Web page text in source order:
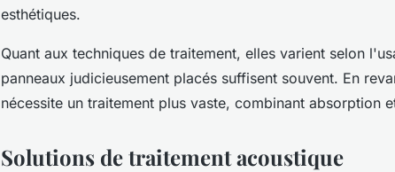
esthétiques.
Quant aux techniques de traitement, elles varient selon
panneaux judicieusement placés suffisent souvent. En
nécessite un traitement plus vaste, combinant absorption
Solutions de traitement acoustique